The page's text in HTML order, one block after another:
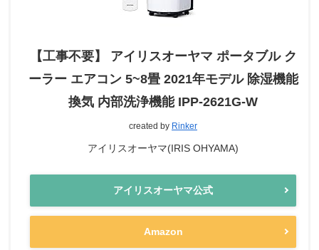
【工事不要】 アイリスオーヤマ ポータブル ク
ーラー エアコン 5~8畳 2021年モデル 除湿機能
換気 内部洗浄機能 IPP-2621G-W
created by Rinker
アイリスオーヤマ(IRIS OHYAMA)
アイリスオーヤマ公式
Amazon